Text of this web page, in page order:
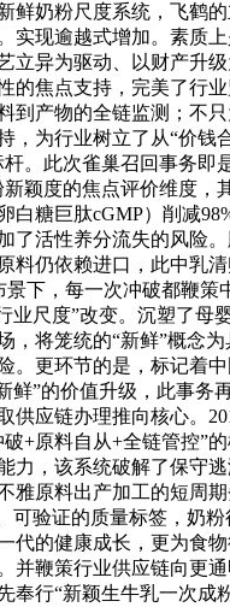
鲜奶粉尺度系统，飞鹤
实现逾越式增加。素质
立异为驱动、以财产升
的焦点支持，完美了行
到产物的全链监测；不
，为行业树立了从“价钱
。此次雀巢召回事务即
颖度的焦点评价维度，
白糖巨肽cGMP）削减
了活性养分流失的风险
料仍依赖进口，此中乳
景下，每一次冲破都鞭策
业尺度”改变。沉塑了母
，将笼统的“新鲜”概念
。更环节的是，标记着
鲜”的价值升级，此事务
供应链办理推向核心。
+原料自从+全链管控”
力，该系统破解了保守
雅原料出产加工的短周
可验证的质量标签，奶
代的健康成长，更为食
并鞭策行业供应链向更
奉行“新颖生牛乳一次成